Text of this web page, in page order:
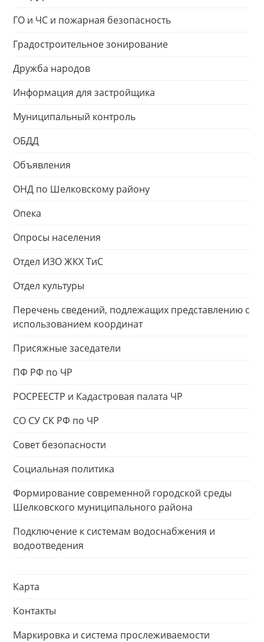
ГО и ЧС и пожарная безопасность
Градостроительное зонирование
Дружба народов
Информация для застройщика
Муниципальный контроль
ОБДД
Объявления
ОНД по Шелковскому району
Опека
Опросы населения
Отдел ИЗО ЖКХ ТиС
Отдел культуры
Перечень сведений, подлежащих представлению с
использованием координат
Присяжные заседатели
ПФ РФ по ЧР
РОСРЕЕСТР и Кадастровая палата ЧР
СО СУ СК РФ по ЧР
Совет безопасности
Социальная политика
Формирование современной городской среды
Шелковского муниципального района
Подключение к системам водоснабжения и
водоотведения
Карта
Контакты
Маркировка и система прослеживаемости